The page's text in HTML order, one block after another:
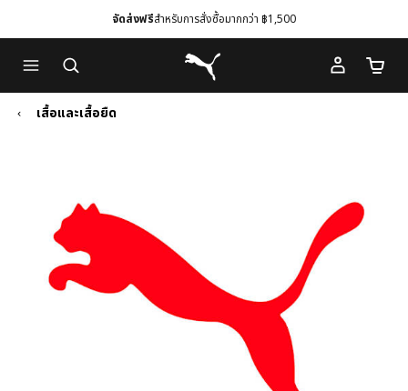
to
Main
content
to
Footer
Content
จัดส่งฟรีสำหรับการสั่งซื้อมากกว่า ฿1,500
Puma โฮม
จำนว
เสื้อและเสื้อยืด